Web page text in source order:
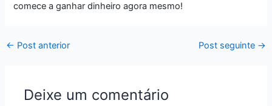
comece a ganhar dinheiro agora mesmo!
← Post anterior Post seguinte →
Deixe um comentário